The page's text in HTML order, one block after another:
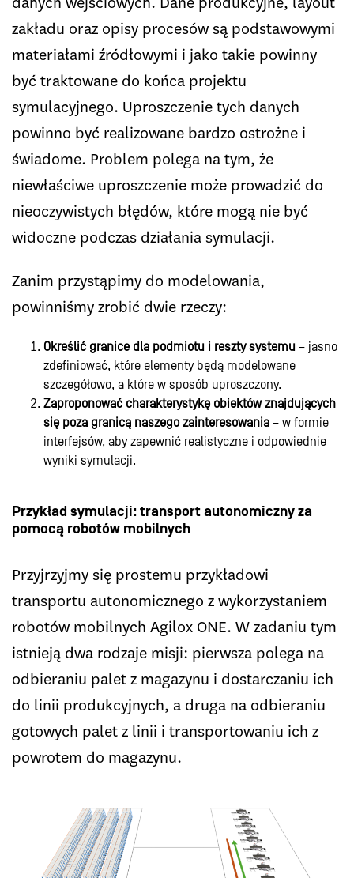
zakładu oraz opisy procesów są podstawowymi
materiałami źródłowymi i jako takie powinny
być traktowane do końca projektu
symulacyjnego. Uproszczenie tych danych
powinno być realizowane bardzo ostrożne i
świadome. Problem polega na tym, że
niewłaściwe uproszczenie może prowadzić do
nieoczywistych błędów, które mogą nie być
widoczne podczas działania symulacji.
Zanim przystąpimy do modelowania,
powinniśmy zrobić dwie rzeczy:
Określić granice dla podmiotu i reszty systemu – jasno
zdefiniować, które elementy będą modelowane
szczegółowo, a które w sposób uproszczony.
Zaproponować charakterystykę obiektów znajdujących
się poza granicą naszego zainteresowania – w formie
interfejsów, aby zapewnić realistyczne i odpowiednie
wyniki symulacji.
Przykład symulacji: transport autonomiczny za
pomocą robotów mobilnych
Przyjrzyjmy się prostemu przykładowi
transportu autonomicznego z wykorzystaniem
robotów mobilnych Agilox ONE. W zadaniu tym
istnieją dwa rodzaje misji: pierwsza polega na
odbieraniu palet z magazynu i dostarczaniu ich
do linii produkcyjnych, a druga na odbieraniu
gotowych palet z linii i transportowaniu ich z
powrotem do magazynu.